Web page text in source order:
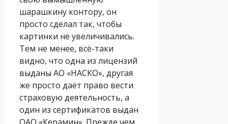
шарашкину контору, он
просто сделал так, чтобы
картинки не увеличивались.
Тем не менее, всё-таки
видно, что одна из лицензий
выданы АО «НАСКО», другая
же просто даёт право вести
страховую деятельность, а
один из сертификатов выдан